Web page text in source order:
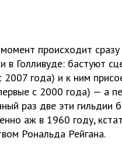
происходит
в Голливуде: бастуют
2007 года) и к ним
с 2000 года) — а
раз две эти гильдии
аж в 1960 году,
Рональда Рейгана.